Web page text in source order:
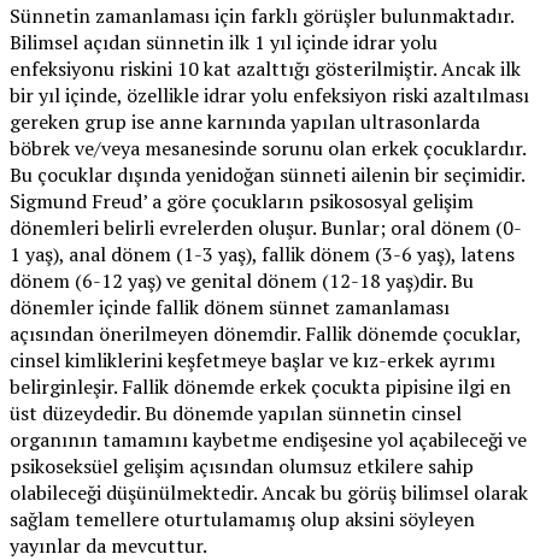
Sünnetin zamanlaması için farklı görüşler bulunmaktadır.
Bilimsel açıdan sünnetin ilk 1 yıl içinde idrar yolu
enfeksiyonu riskini 10 kat azalttığı gösterilmiştir. Ancak ilk
bir yıl içinde, özellikle idrar yolu enfeksiyon riski azaltılması
gereken grup ise anne karnında yapılan ultrasonlarda
böbrek ve/veya mesanesinde sorunu olan erkek çocuklardır.
Bu çocuklar dışında yenidoğan sünneti ailenin bir seçimidir.
Sigmund Freud’ a göre çocukların psikososyal gelişim
dönemleri belirli evrelerden oluşur. Bunlar; oral dönem (0-
1 yaş), anal dönem (1-3 yaş), fallik dönem (3-6 yaş), latens
dönem (6-12 yaş) ve genital dönem (12-18 yaş)dir. Bu
dönemler içinde fallik dönem sünnet zamanlaması
açısından önerilmeyen dönemdir. Fallik dönemde çocuklar,
cinsel kimliklerini keşfetmeye başlar ve kız-erkek ayrımı
belirginleşir. Fallik dönemde erkek çocukta pipisine ilgi en
üst düzeydedir. Bu dönemde yapılan sünnetin cinsel
organının tamamını kaybetme endişesine yol açabileceği ve
psikoseksüel gelişim açısından olumsuz etkilere sahip
olabileceği düşünülmektedir. Ancak bu görüş bilimsel olarak
sağlam temellere oturtulamamış olup aksini söyleyen
yayınlar da mevcuttur.